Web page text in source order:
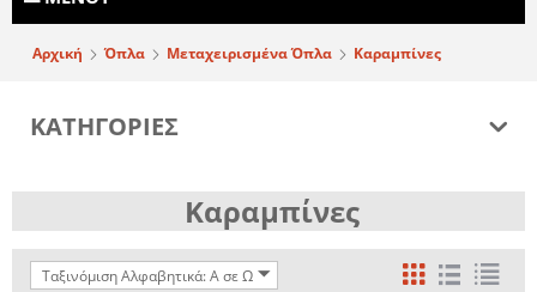
Αρχική Όπλα Μεταχειρισμένα Όπλα Καραμπίνες
ΚΑΤΗΓΟΡΙΕΣ
Καραμπίνες
Ταξινόμιση Αλφαβητικά: A σε Ω